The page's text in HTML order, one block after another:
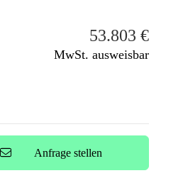
53.803 €
MwSt. ausweisbar
Anfrage stellen